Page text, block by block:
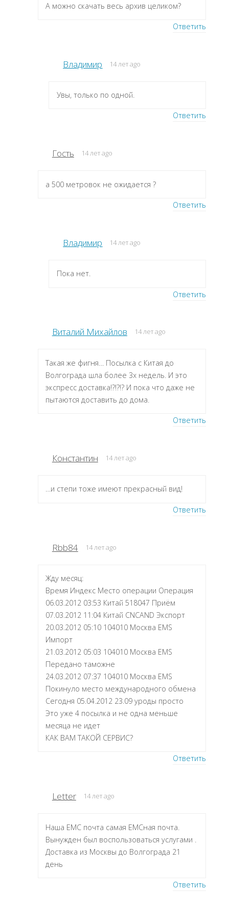
А можно скачать весь архив целиком?
Ответить
Владимир 14 лет ago
Увы, только по одной.
Ответить
Гость 14 лет ago
а 500 метровок не ожидается ?
Ответить
Владимир 14 лет ago
Пока нет.
Ответить
Виталий Михайлов 14 лет ago
Такая же фигня… Посылка с Китая до
Волгограда шла более 3х недель. И это
экспресс доставка!?!?!? И пока что даже не
пытаются доставить до дома.
Ответить
Константин 14 лет ago
…и степи тоже имеют прекрасный вид!
Ответить
Rbb84 14 лет ago
Жду месяц:
Время Индекс Место операции Операция
06.03.2012 03:53 Китай 518047 Приём
07.03.2012 11:04 Китай CNCAND Экспорт
20.03.2012 05:10 104010 Москва EMS
Импорт
21.03.2012 05:03 104010 Москва EMS
Передано таможне
24.03.2012 07:37 104010 Москва EMS
Покинуло место международного обмена
Сегодня 05.04.2012 23.09 уроды просто
Это уже 4 посылка и не одна меньше
месяца не идет
КАК ВАМ ТАКОЙ СЕРВИС?
Ответить
Letter 14 лет ago
Наша ЕМС почта самая ЕМСная почта.
Вынужден был воспользоваться услугами .
Доставка из Москвы до Волгограда 21
день
Ответить